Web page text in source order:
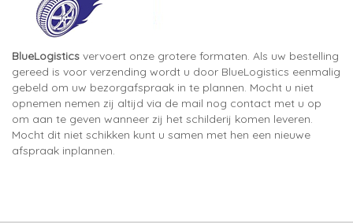
BlueLogistics vervoert onze grotere formaten. Als uw bestelling
gereed is voor verzending wordt u door BlueLogistics eenmalig
gebeld om uw bezorgafspraak in te plannen. Mocht u niet
opnemen nemen zij altijd via de mail nog contact met u op
om aan te geven wanneer zij het schilderij komen leveren.
Mocht dit niet schikken kunt u samen met hen een nieuwe
afspraak inplannen.